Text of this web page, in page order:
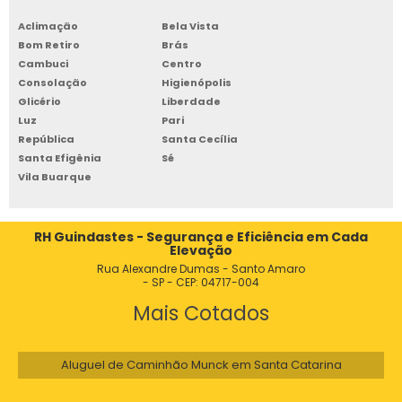
GRUA GUINCHO PARA TRANSPORTE VERTICAL
GRUA GUINDASTE
GRUA GUINDASTE PREÇO
GRUA HIDRAULICA
GRUA INDUSTRIAL
GRUA LOCAÇÃO
GRUA LUFFING COM CABINE INOVADORA
GRUA LUFFING PARA MOVIMENTAÇÃO
GRUA OBRAS
Aclimação
Bela Vista
Bom Retiro
Brás
Cambuci
Centro
Consolação
Higienópolis
Glicério
Liberdade
Luz
Pari
República
Santa Cecília
Santa Efigênia
Sé
Vila Buarque
RH Guindastes - Segurança e Eficiência em Cada
Elevação
Rua Alexandre Dumas - Santo Amaro
- SP - CEP: 04717-004
Mais Cotados
Aluguel de Caminhão Munck em Santa Catarina